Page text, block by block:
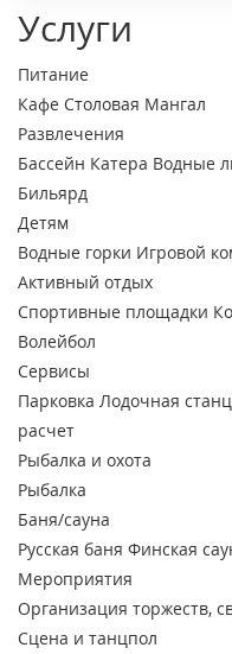
Услуги
Питание
Кафе Столовая Мангал
Развлечения
Бассейн Катера Водные
Бильярд
Детям
Водные горки Игровой
Активный отдых
Спортивные площадки
Волейбол
Сервисы
Парковка Лодочная
расчет
Рыбалка и охота
Рыбалка
Баня/сауна
Русская баня Финская
Мероприятия
Организация торжеств,
Сцена и танцпол